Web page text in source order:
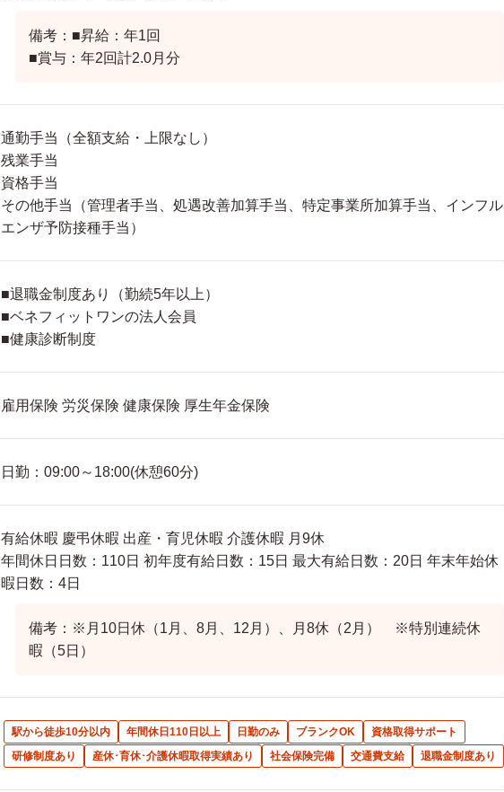
備考：■昇給：年1回
■賞与：年2回計2.0月分
通勤手当（全額支給・上限なし）
残業手当
資格手当
その他手当（管理者手当、処遇改善加算手当、特定事業所加算手当、インフル
エンザ予防接種手当）
■退職金制度あり（勤続5年以上）
■ベネフィットワンの法人会員
■健康診断制度
雇用保険 労災保険 健康保険 厚生年金保険
日勤：09:00～18:00(休憩60分)
有給休暇 慶弔休暇 出産・育児休暇 介護休暇 月9休
年間休日日数：110日 初年度有給日数：15日 最大有給日数：20日 年末年始休
暇日数：4日
備考：※月10日休（1月、8月、12月）、月8休（2月） ※特別連続休
暇（5日）
駅から徒歩10分以内 年間休日110日以上 日勤のみ ブランクOK
資格取得サポート
研修制度あり
産休･育休･介護休暇取得実績あり 社会保険完備 交通費支給 退職金制度あり